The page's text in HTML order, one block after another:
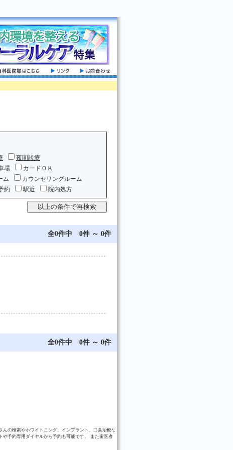
夜間診療
場
カードＯＫ
ム
カウンセリングルーム
約 駅近 院内処方
全0件中 0件 ～ 0件
全0件中 0件 ～ 0件
んの検索やホワイトニング、インプラント、口臭治療な
や予約専用ダイヤルから予約も可能です。 また歯医者